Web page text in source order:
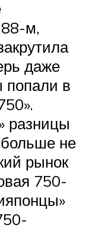
88-м,
даже
попали в
разницы
не
рынок
750-